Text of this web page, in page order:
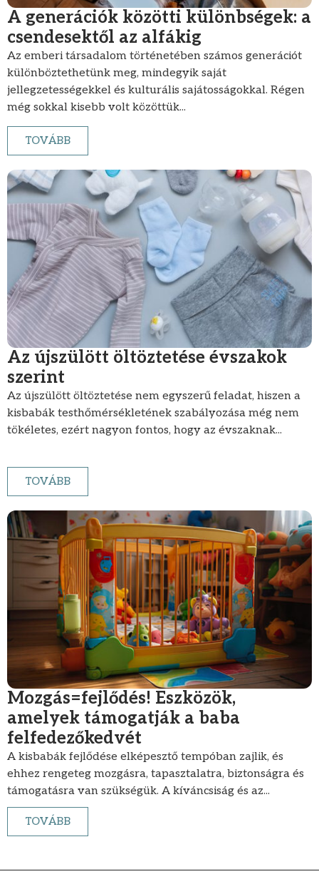
A generációk közötti különbségek: a
csendesektől az alfákig
Az emberi társadalom történetében számos generációt
különböztethetünk meg, mindegyik saját
jellegzetességekkel és kulturális sajátosságokkal. Régen
még sokkal kisebb volt közöttük...
TOVÁBB
Az újszülött öltöztetése évszakok
szerint
Az újszülött öltöztetése nem egyszerű feladat, hiszen a
kisbabák testhőmérsékletének szabályozása még nem
tökéletes, ezért nagyon fontos, hogy az évszaknak...
TOVÁBB
Mozgás=fejlődés! Eszközök,
amelyek támogatják a baba
felfedezőkedvét
A kisbabák fejlődése elképesztő tempóban zajlik, és
ehhez rengeteg mozgásra, tapasztalatra, biztonságra és
támogatásra van szükségük. A kíváncsiság és az...
TOVÁBB